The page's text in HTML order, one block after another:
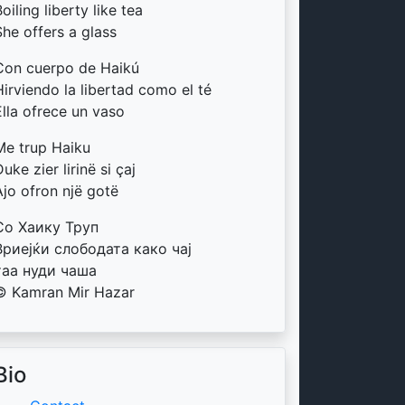
liberty like tea
offers a glass
cuerpo de Haikú
la libertad como el té
ofrece un vaso
trup Haiku
zier lirinë si çaj
ofron një gotë
Хаику Труп
слободата како чај
нуди чаша
Kamran Mir Hazar